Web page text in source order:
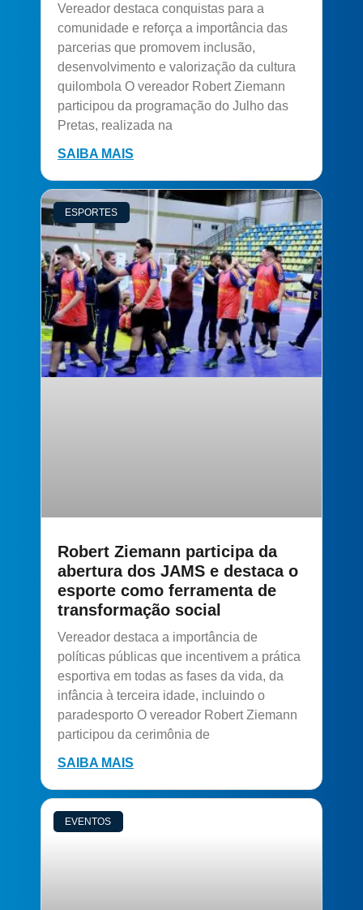
Vereador destaca conquistas para a
comunidade e reforça a importância das
parcerias que promovem inclusão,
desenvolvimento e valorização da cultura
quilombola O vereador Robert Ziemann
participou da programação do Julho das
Pretas, realizada na
SAIBA MAIS
ESPORTES
Robert Ziemann participa da
abertura dos JAMS e destaca o
esporte como ferramenta de
transformação social
Vereador destaca a importância de
políticas públicas que incentivem a prática
esportiva em todas as fases da vida, da
infância à terceira idade, incluindo o
paradesporto O vereador Robert Ziemann
participou da cerimônia de
SAIBA MAIS
EVENTOS